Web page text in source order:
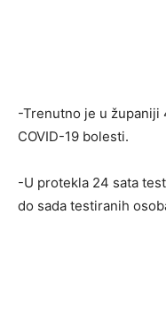
-Trenutno je u županiji
COVID-19 bolesti.
-U protekla 24 sata
do sada testiranih